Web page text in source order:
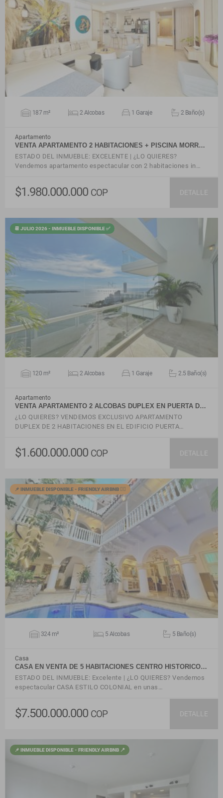
VER DETALLES
187 m² 2 Alcobas 1 Garaje 2 Baño(s)
Apartamento
VENTA APARTAMENTO 2 HABITACIONES + PISCINA MORR…
ESTADO DEL INMUEBLE: EXCELENTE | ¿LO QUIERES?
Vendemos apartamento espectacular con 2 habitaciones in…
$1.980.000.000 COP DETALLE
📆 JULIO 2026 - INMUEBLE DISPONIBLE ✅
VER DETALLES
120 m² 2 Alcobas 1 Garaje 2.5 Baño(s)
Apartamento
VENTA APARTAMENTO 2 ALCOBAS DUPLEX EN PUERTA D…
¿LO QUIERES? VENDEMOS EXCLUSIVO APARTAMENTO
DUPLEX DE 2 HABITACIONES EN EL EDIFICIO PUERTA…
$1.600.000.000 COP DETALLE
📌 INMUEBLE DISPONIBLE - FRIENDLY AIRBNB 🙋‍♂️
VER DETALLES
324 m² 5 Alcobas 5 Baño(s)
Casa
CASA EN VENTA DE 5 HABITACIONES CENTRO HISTORICO…
ESTADO DEL INMUEBLE: Excelente | ¿LO QUIERES? Vendemos
espectacular CASA ESTILO COLONIAL en unas…
$7.500.000.000 COP DETALLE
📌 INMUEBLE DISPONIBLE - FRIENDLY AIRBNB 📍